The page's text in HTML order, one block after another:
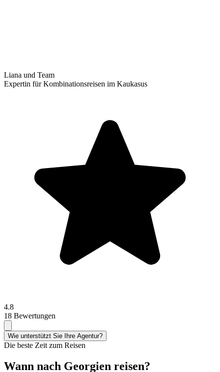
Liana und Team
Expertin für Kombinationsreisen im Kaukasus
4.8
18 Bewertungen
Wie unterstützt Sie Ihre Agentur?
Die beste Zeit zum Reisen
Wann nach Georgien reisen?